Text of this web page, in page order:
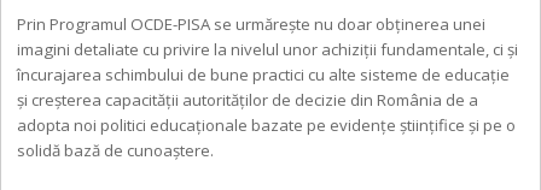
Prin Programul OCDE-PISA se urmăreşte nu doar obținerea unei
imagini detaliate cu privire la nivelul unor achiziții fundamentale, ci și
încurajarea schimbului de bune practici cu alte sisteme de educație
şi creşterea capacității autorităților de decizie din România de a
adopta noi politici educaționale bazate pe evidențe științifice și pe o
solidă bază de cunoaștere.